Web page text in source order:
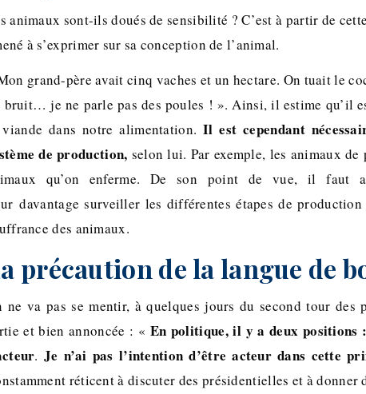
animaux sont-ils doués de sensibilité ? C’est à partir de
à s’exprimer sur sa conception de l’animal.
grand-père avait cinq vaches et un hectare. On tuait le
bruit… je ne parle pas des poules ! ». Ainsi, il estime qu’il
dans notre alimentation.Il est cependant
de production, selon lui. Par exemple, les animaux
qu’on enferme. De son point de vue, il faut
davantage surveiller les différentes étapes de
des animaux.
précaution de la langue de
ne va pas se mentir, à quelques jours du second tour
et bien annoncée : « En politique, il y a deux positions
. Je n’ai pas l’intention d’être acteur dans cette
réticent à discuter des présidentielles et à